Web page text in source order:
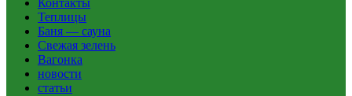
Контакты
Теплицы
Баня — сауна
Свежая зелень
Вагонка
новости
статьи